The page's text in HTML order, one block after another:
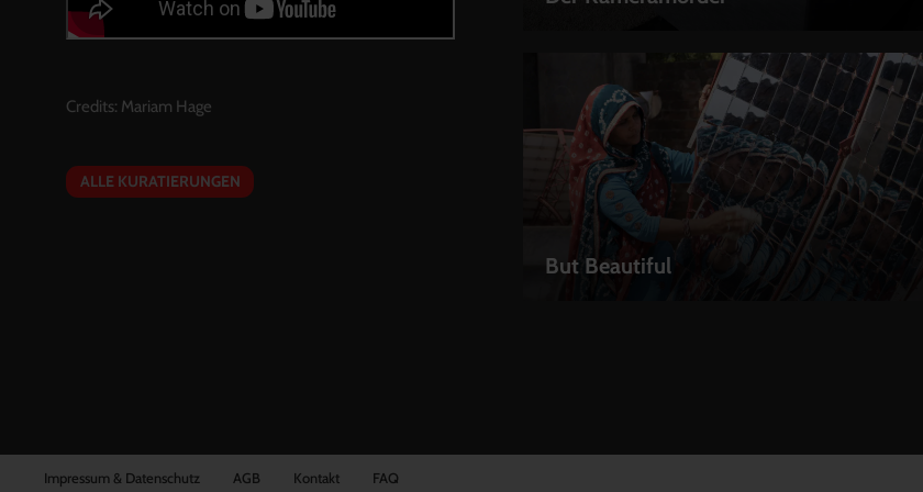
Credits: Mariam Hage
ALLE KURATIERUNGEN
But Beautiful
LEIHEN
Impressum & Datenschutz AGB Kontakt FAQ